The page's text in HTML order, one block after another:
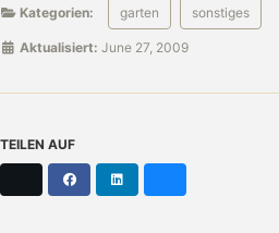
Kategorien: garten sonstiges
Aktualisiert: June 27, 2009
TEILEN AUF
Facebook